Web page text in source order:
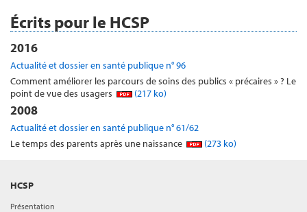
Écrits pour le HCSP
2016
Actualité et dossier en santé publique n° 96
Comment améliorer les parcours de soins des publics « précaires » ? Le
point de vue des usagers
(217 ko)
2008
Actualité et dossier en santé publique n° 61/62
Le temps des parents après une naissance
(273 ko)
HCSP
Présentation